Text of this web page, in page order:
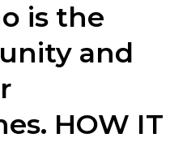
is the
and
HOW IT